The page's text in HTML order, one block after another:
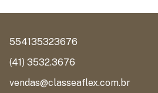
554135323676
(41) 3532.3676
vendas@classeaflex.com.br